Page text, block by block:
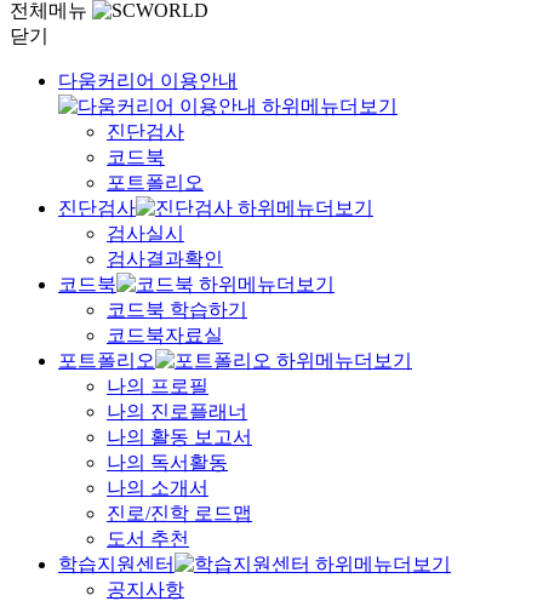
전체메뉴
닫기
다움커리어 이용안내
진단검사
코드북
포트폴리오
진단검사
검사실시
검사결과확인
코드북
코드북 학습하기
코드북자료실
포트폴리오
나의 프로필
나의 진로플래너
나의 활동 보고서
나의 독서활동
나의 소개서
진로/진학 로드맵
도서 추천
학습지원센터
공지사항